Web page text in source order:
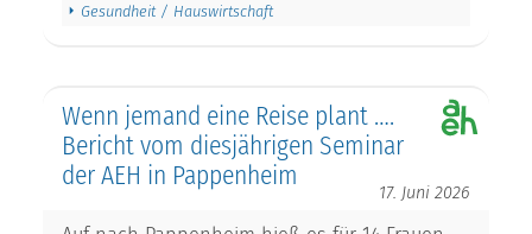
Gesundheit / Hauswirtschaft
Wenn jemand eine Reise plant ….
Bericht vom diesjährigen Seminar
der AEH in Pappenheim
17. Juni 2026